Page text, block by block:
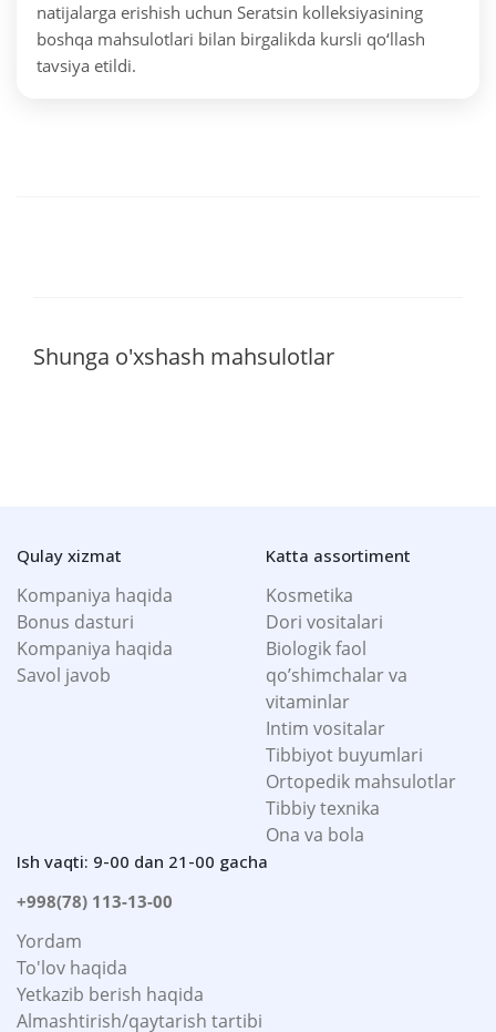
natijalarga erishish uchun Seratsin kolleksiyasining
boshqa mahsulotlari bilan birgalikda kursli qo‘llash
tavsiya etildi.
Shunga o'xshash mahsulotlar
Qulay xizmat
Kompaniya haqida
Bonus dasturi
Kompaniya haqida
Savol javob
Katta assortiment
Kosmetika
Dori vositalari
Biologik faol
qo’shimchalar va
vitaminlar
Intim vositalar
Tibbiyot buyumlari
Ortopedik mahsulotlar
Tibbiy texnika
Ona va bola
Ish vaqti: 9-00 dan 21-00 gacha
+998(78) 113-13-00
Yordam
To'lov haqida
Yetkazib berish haqida
Almashtirish/qaytarish tartibi